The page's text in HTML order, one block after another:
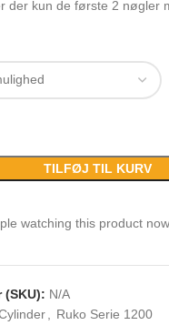
der kun de første 2 nøgler
TILFØJ TIL KURV
watching this product
(SKU): N/A
Ruko Serie 1200